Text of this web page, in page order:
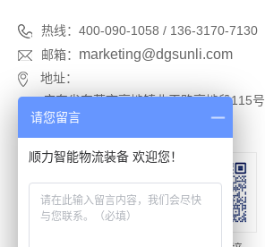
热线：400-090-1058 / 136-3170-7130
邮箱： marketing@dgsunli.com
地址：
广东省东莞市高埗镇北王路高埗段115号
广东省东莞市高埗镇塘厦村工业区
请您留言
顺力智能物流装备 欢迎您！